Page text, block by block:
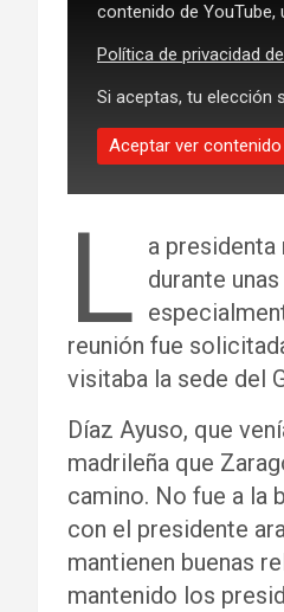
contenido de
Política de privacidad
Si aceptas, tu elección
Aceptar ver contenido
L a presidenta
durante
reunión fue
visitaba la sede del
Díaz Ayuso, que
madrileña que
camino. No fue a la
con el presidente
mantienen buenas
mantenido los